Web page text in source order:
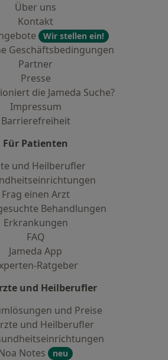
Über uns
Kontakt
Wir stellen ein!
Geschäftsbedingungen
Partner
Presse
die Jameda Suche?
Impressum
Barrierefreiheit
Für Patienten
und Heilberufler
Frag einen Arzt
Behandlungen
Erkrankungen
FAQ
Jameda App
Ratgeber
und Heilberufler
und Preise
und Heilberufler
Notes
neu